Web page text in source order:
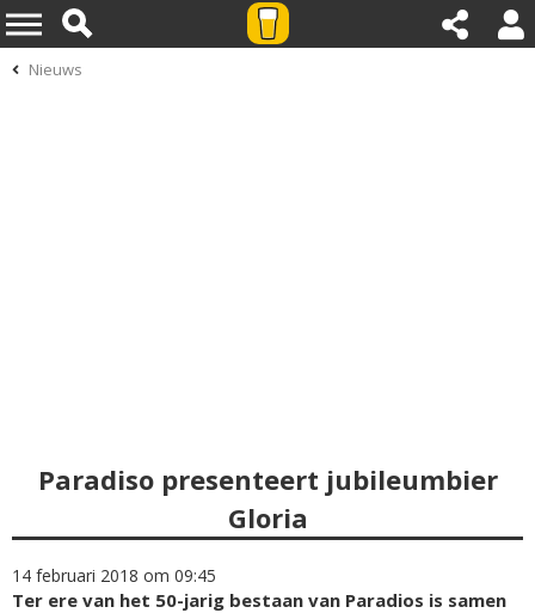
Nieuws
Paradiso presenteert jubileumbier
Gloria
14 februari 2018 om 09:45
Ter ere van het 50-jarig bestaan van Paradios is samen